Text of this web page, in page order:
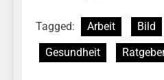
Tagged: Arbeit Bild
Gesundheit